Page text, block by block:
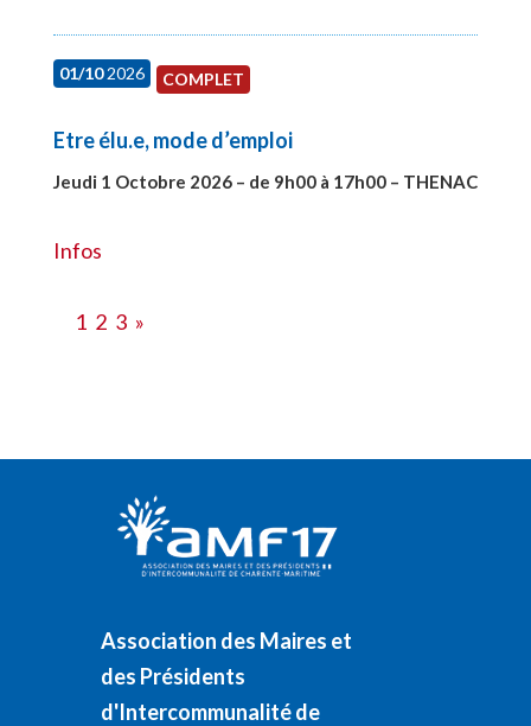
01/102026 COMPLET
Etre élu.e, mode d’emploi
Jeudi 1 Octobre 2026 – de 9h00 à 17h00 – THENAC
Infos
1 2 3 »
Association des Maires et
des Présidents
d'Intercommunalité de